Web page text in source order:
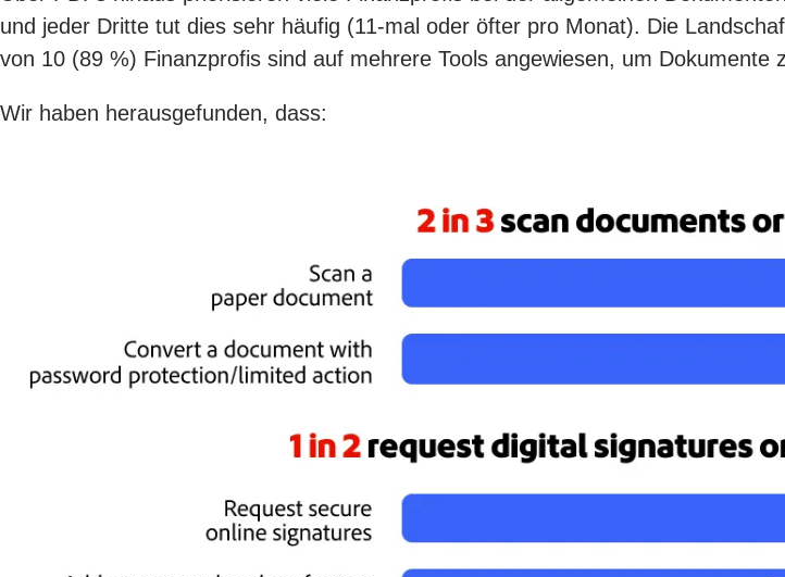
und jeder Dritte tut dies sehr häufig (11-mal oder öfter pro Monat). Die
von 10 (89 %) Finanzprofis sind auf mehrere Tools angewiesen, um
Wir haben herausgefunden, dass: